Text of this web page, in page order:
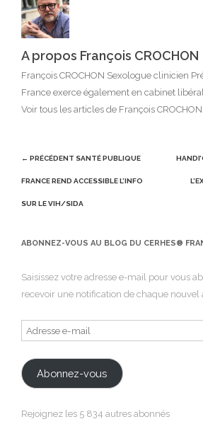
A propos François CROCHON
François CROCHON Sexologue clinicien
France exerce également en cabinet
Voir tous les articles de François CROCHON
Post
navigation
← PRÉCÉDENT SANTÉ PUBLIQUE
FRANCE REND ACCESSIBLE L’INFO
SUR LE VIH/SIDA
ABONNEZ-VOUS AU BLOG DU CERHES®
Saisissez votre adresse e-mail pour vous
recevoir une notification de chaque nouvel
Adresse
e-
mail
Abonnez-vous
Rejoignez les 5 834 autres abonnés